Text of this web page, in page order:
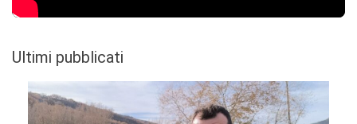
Ultimi pubblicati